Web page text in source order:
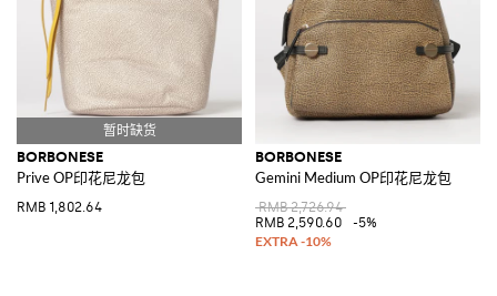
BORBONESE
Prive OP印花尼龙包
RMB 1,802.64
BORBONESE
Gemini Medium OP印花尼龙包
RMB 2,726.94
RMB 2,590.60
-5%